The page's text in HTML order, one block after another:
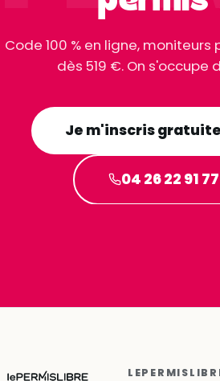
Code 100 % en ligne, moniteurs
dès 519 €. On s'occupe
Je m'inscris
04 26 22 91 77